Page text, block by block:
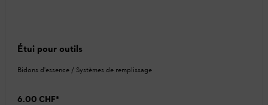
Étui pour outils
Bidons d'essence / Systèmes de remplissage
6.00 CHF*